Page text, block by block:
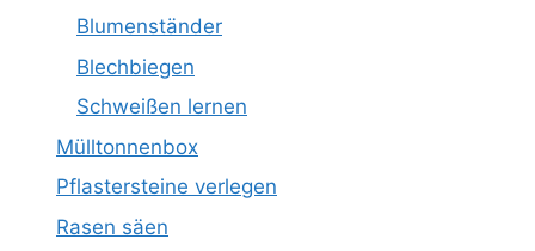
Blumenständer
Blechbiegen
Schweißen lernen
Mülltonnenbox
Pflastersteine verlegen
Rasen säen